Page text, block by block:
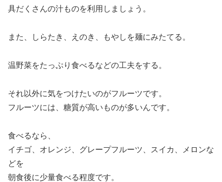
具だくさんの汁ものを利用しましょう。
また、しらたき、えのき、もやしを麺にみたてる。
温野菜をたっぷり食べるなどの工夫をする。
それ以外に気をつけたいのがフルーツです。
フルーツには、糖質が高いものが多いんです。
食べるなら、
イチゴ、オレンジ、グレープフルーツ、スイカ、メロンな
どを
朝食後に少量食べる程度です。